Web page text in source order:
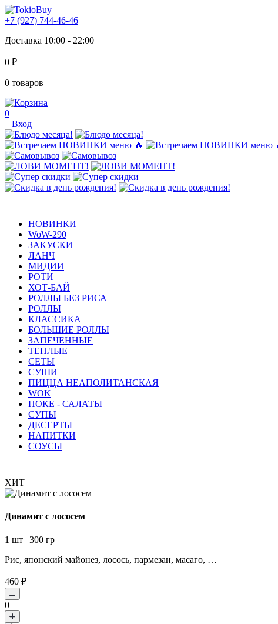
+7 (927) 744-46-46
Доставка 10:00 - 22:00
0 ₽
0 товаров
0
Вход
НОВИНКИ
WoW-290
ЗАКУСКИ
ЛАНЧ
МИДИИ
РОТИ
ХОТ-БАЙ
РОЛЛЫ БЕЗ РИСА
РОЛЛЫ
КЛАССИКА
БОЛЬШИЕ РОЛЛЫ
ЗАПЕЧЕННЫЕ
ТЕПЛЫЕ
СЕТЫ
СУШИ
ПИЦЦА НЕАПОЛИТАНСКАЯ
WOK
ПОКЕ - САЛАТЫ
СУПЫ
ДЕСЕРТЫ
НАПИТКИ
СОУСЫ
ХИТ
Динамит с лососем
1 шт | 300 гр
Рис, японский майонез, лосось, пармезан, масаго, …
460 ₽
0